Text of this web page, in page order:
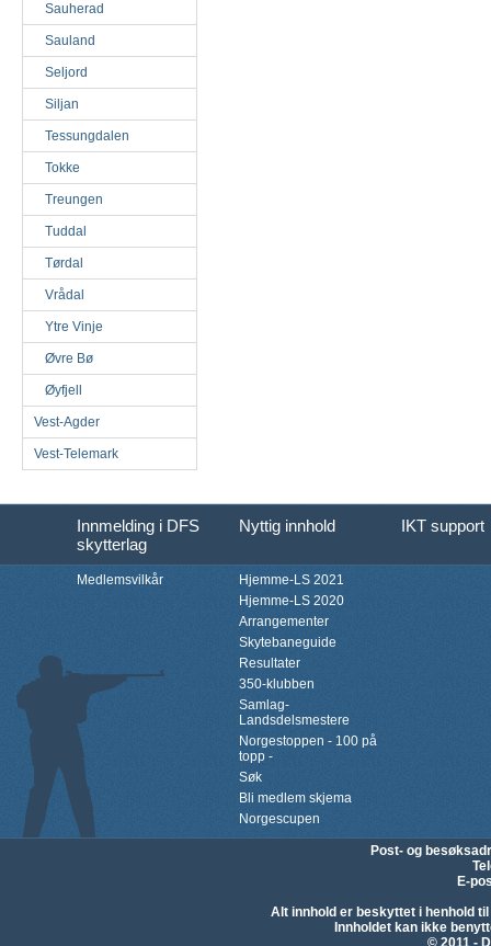
Sauherad
Sauland
Seljord
Siljan
Tessungdalen
Tokke
Treungen
Tuddal
Tørdal
Vrådal
Ytre Vinje
Øvre Bø
Øyfjell
Vest-Agder
Vest-Telemark
Innmelding i DFS
skytterlag
Nyttig innhold IKT support
Medlemsvilkår
Hjemme-LS 2021
Hjemme-LS 2020
Arrangementer
Skytebaneguide
Resultater
350-klubben
Samlag-
Landsdelsmestere
Norgestoppen - 100 på
topp -
Søk
Bli medlem skjema
Norgescupen
Post- og
E-
Alt innhold er beskyttet i henhold
Innholdet kan ikke
© 2011 -